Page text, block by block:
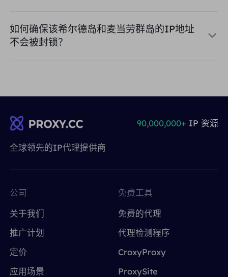
如何确保该希尔德岛和麦当劳群岛的IP地址
不会被封锁？
全球领先的IP代理提供商
90,000,000+ IP 资源
公司
关于我们
推广计划
定价
应用场景
免费工具
免费的代理
代理检测程序
CroxyProxy
ProxySite